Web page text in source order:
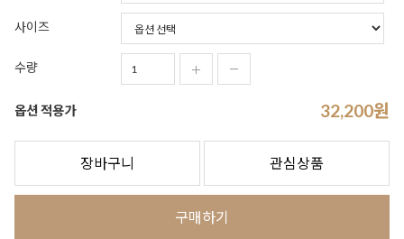
사이즈
수량
옵션 적용가 32,200원
장바구니 관심상품
구매하기